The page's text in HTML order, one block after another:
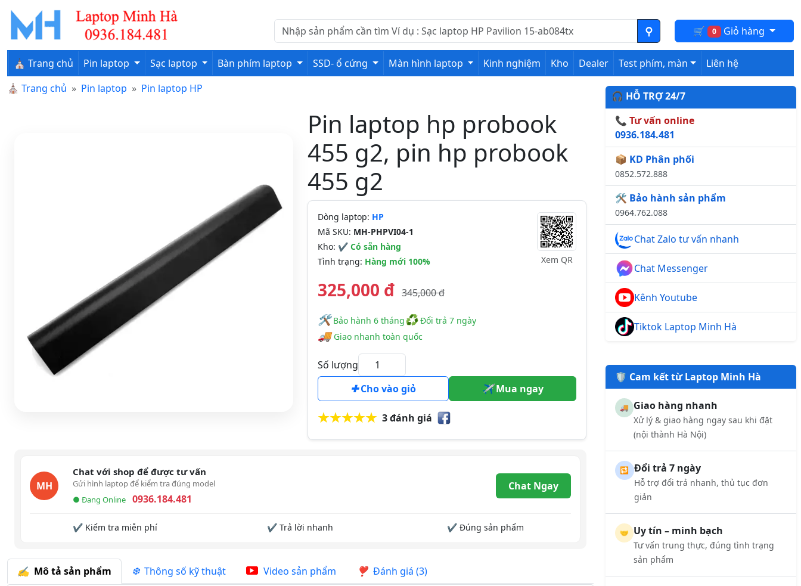
🛒 0 Giỏ hàng
⛪ Trang chủ Pin laptop Sạc laptop Bàn phím laptop SSD- ổ cứng Màn hình laptop Kinh nghiệm Kho Dealer Test phím, màn
Liên hệ
⛪ Trang chủ Pin laptop Pin laptop HP
Pin laptop hp probook
455 g2, pin hp probook
455 g2
Dòng laptop: HP
Mã SKU: MH-PHPVI04-1
Kho: ✔ Có sẵn hàng
Tình trạng: Hàng mới 100% Xem QR
325,000 đ 345,000 đ
🛠️️ Bảo hành 6 tháng♻Đổi trả 7 ngày
🚚Giao nhanh toàn quốc
Số lượng
Cho vào giỏ
Mua ngay
3 đánh giá
MH
Chat với shop để được tư vấn
Gửi hình laptop để kiểm tra đúng model
● Đang Online
0936.184.481
Chat Ngay
✔ Kiểm tra miễn phí ✔ Trả lời nhanh ✔ Đúng sản phẩm
Mô tả sản phẩm Thông số kỹ thuật Video sản phẩm
Đánh giá (3)
🎧 HỖ TRỢ 24/7
📞 Tư vấn online
0936.184.481
📦 KD Phân phối
0852.572.888
🛠️ Bảo hành sản phẩm
0964.762.088
Chat Zalo tư vấn nhanh
Chat Messenger
Kênh Youtube
Tiktok Laptop Minh Hà
🛡️ Cam kết từ Laptop Minh Hà
🚚 Giao hàng nhanh
Xử lý & giao hàng ngay sau khi đặt
(nội thành Hà Nội)
🔁 Đổi trả 7 ngày
Hỗ trợ đổi trả nhanh, thủ tục đơn
giản
🤝 Uy tín – minh bạch
Tư vấn trung thực, đúng tình trạng
sản phẩm